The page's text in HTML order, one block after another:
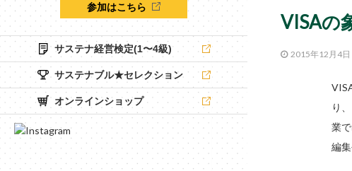
参加はこちら
サステナ経営検定(1〜4級)
サステナブル★セレクション
オンラインショップ
VISAの
2015年12月4日
り
業
編